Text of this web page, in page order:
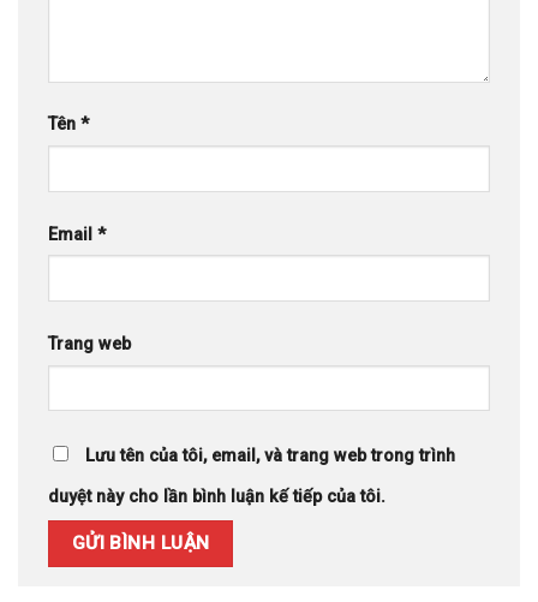
Tên *
Email *
Trang web
Lưu tên của tôi, email, và trang web trong trình
duyệt này cho lần bình luận kế tiếp của tôi.